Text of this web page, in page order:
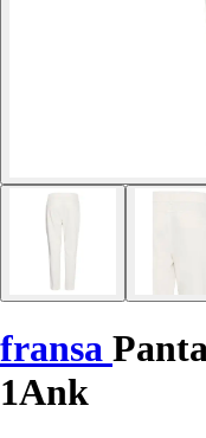
fransa
1Ank